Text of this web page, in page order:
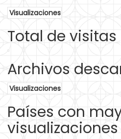
Visualizaciones
Total de
Archivos
Visualizaciones
Países con
visualizaciones